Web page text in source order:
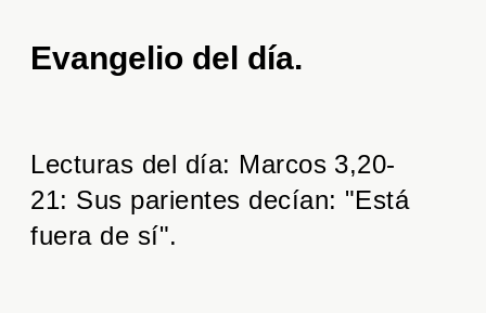
Evangelio del día.
Lecturas del día: Marcos 3,20-
21: Sus parientes decían: "Está
fuera de sí".